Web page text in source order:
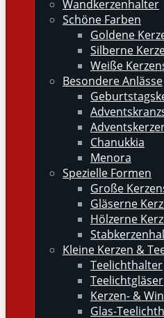
Wandkerzenhalter
Schöne Farben
Goldene
Silberne
Weiße
Besondere Anlässe
Chanukkia
Menora
Spezielle Formen
Große
Gläserne
Hölzerne
Kleine Kerzen &
Teelichthalter
Teelichtgläser
Kerzen- &
Glas-